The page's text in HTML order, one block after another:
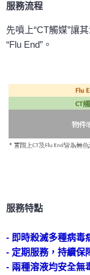
服務流程
先噴上“CT觸媒”讓
“Flu End”。
服務特點
- 即時殺滅多種病毒
- 定期服務，持續保
- 兩種溶液均安全